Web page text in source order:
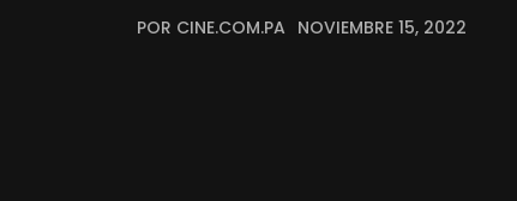
POR CINE.COM.PA NOVIEMBRE 15, 2022